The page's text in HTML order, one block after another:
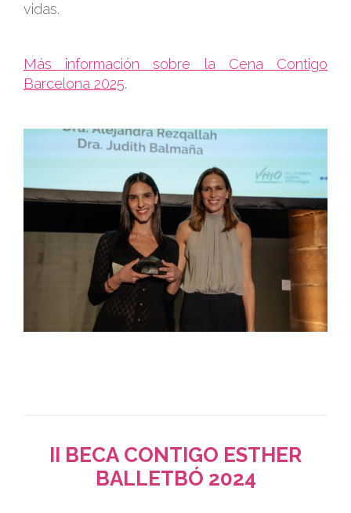
vidas.
Más información sobre la Cena Contigo
Barcelona 2025.
II BECA CONTIGO ESTHER
BALLETBÓ 2024